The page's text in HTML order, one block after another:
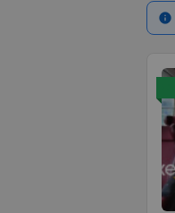
info